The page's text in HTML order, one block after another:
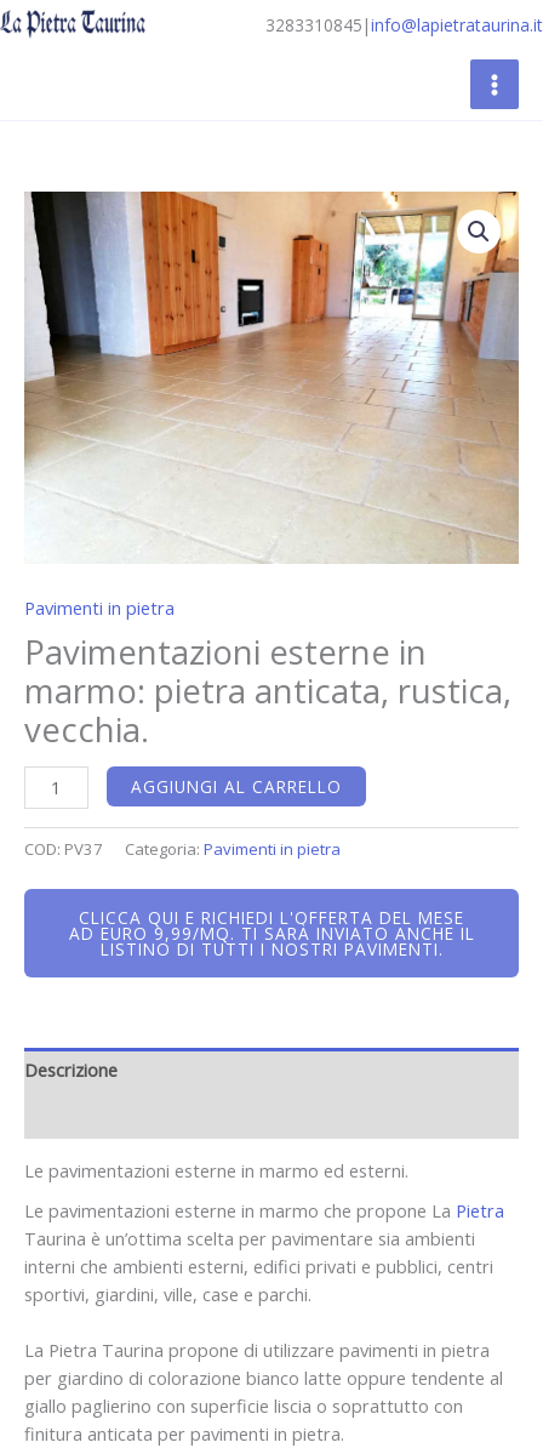
Vai
al
3283310845 |info@lapietrataurina.it
Pavimenti in pietra
Pavimentazioni esterne in
marmo: pietra anticata, rustica,
vecchia.
Pavimentazioni
esterne
marmo:
pietra
anticata,
rustica,
vecchia.
quantità
AGGIUNGI AL CARRELLO
COD: PV37 Categoria: Pavimenti in pietra
CLICCA QUI E RICHIEDI L'OFFERTA DEL MESE
AD EURO 9,99/MQ. TI SARÀ INVIATO ANCHE IL
LISTINO DI TUTTI I NOSTRI PAVIMENTI.
Descrizione
Le pavimentazioni esterne in marmo ed esterni.
Le pavimentazioni esterne in marmo che propone La Pietra
Taurina è un’ottima scelta per pavimentare sia ambienti
interni che ambienti esterni, edifici privati e pubblici, centri
sportivi, giardini, ville, case e parchi.
La Pietra Taurina propone di utilizzare pavimenti in pietra
per giardino di colorazione bianco latte oppure tendente al
giallo paglierino con superficie liscia o soprattutto con
finitura anticata per pavimenti in pietra.